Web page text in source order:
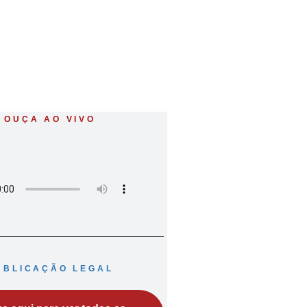
OUÇA AO VIVO
LEGAL